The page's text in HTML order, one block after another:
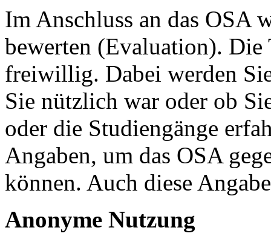
Im Anschluss an das OSA
bewerten (Evaluation).
freiwillig. Dabei werden
Sie nützlich war oder ob
oder die Studiengänge
Angaben, um das OSA
können. Auch diese
Anonyme Nutzung